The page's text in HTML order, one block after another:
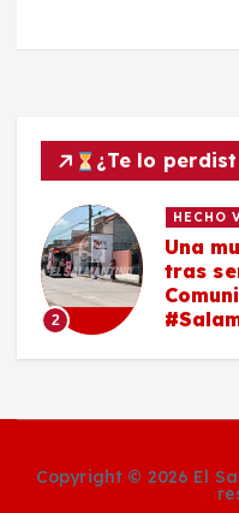
¿Te lo
2
HECHO
Una
tras
Copyright © 2026 El